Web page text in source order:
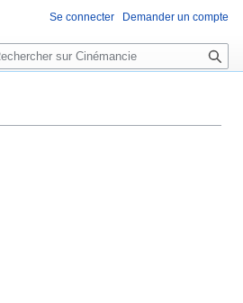
Se connecter Demander un compte